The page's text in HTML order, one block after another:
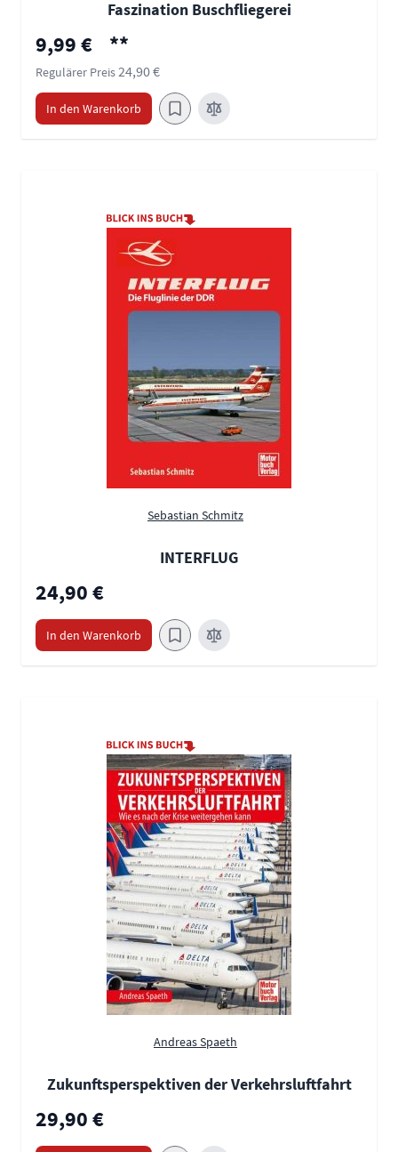
Faszination Buschfliegerei
Sonderpreis
9,99 € **
Regulärer Preis24,90 €
In den Warenkorb
Sebastian Schmitz
INTERFLUG
24,90 €
In den Warenkorb
Andreas Spaeth
Zukunftsperspektiven der Verkehrsluftfahrt
29,90 €